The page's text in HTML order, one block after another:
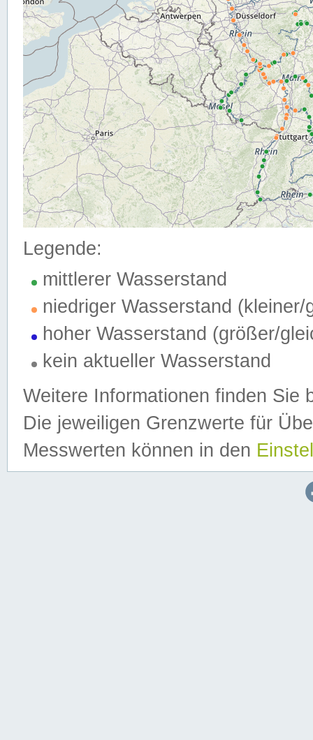
Legende:
mittlerer Wasserstand
niedriger Wasserstand (kleiner/
hoher Wasserstand (größer/
kein aktueller Wasserstand
Weitere Informationen finden Sie
Die jeweiligen Grenzwerte für
Messwerten können in den